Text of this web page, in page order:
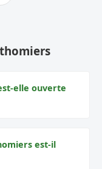
elle ouverte
est-il